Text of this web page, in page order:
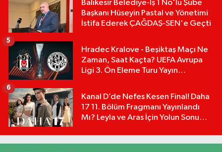
Balıkesir Belediye-İş 1 No'lu Şube
Başkanı Hüseyin Pastal ve Yönetimi
İstifa Ederek ÇAĞDAŞ-SEN'e Geçti
Hradec Kralove - Beşiktaş Maçı Ne
Zaman, Saat Kaçta? UEFA Avrupa
Ligi 3. Ön Eleme Turu Yayın
5
Kanal D’de Nefes Kesen Final! Daha
17 11. Bölüm Fragmanı Yayınlandı
Mı? Leyla ve Aras İçin Yolun Sonu
6